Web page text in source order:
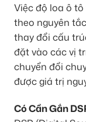
Việc độ loa ô
theo nguyên
thay đổi cấu
đặt vào các vị
chuyển đổi
được giá trị
Có Cần Gắn